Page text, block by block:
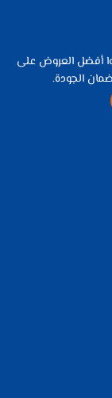
أفضل العروض على
الجودة.